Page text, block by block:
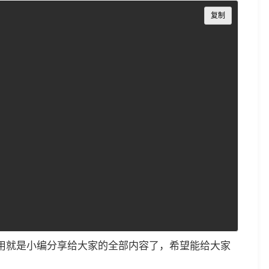
复制
Copy
是小编分享给大家的全部内容了，希望能给大家